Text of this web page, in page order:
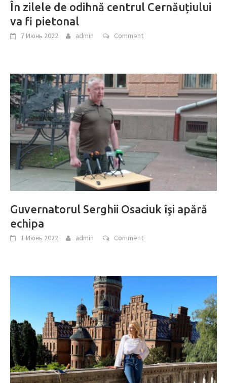
În zilele de odihnă centrul Cernăuțiului
va fi pietonal
7 Июнь 2022 admin Comment
Guvernatorul Serghii Osaciuk îşi apără
echipa
1 Июнь 2022 admin Comment